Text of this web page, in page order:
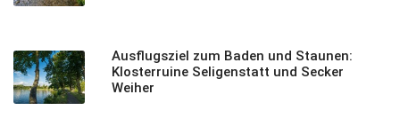
Ausflugsziel zum Baden und Staunen:
Klosterruine Seligenstatt und Secker
Weiher